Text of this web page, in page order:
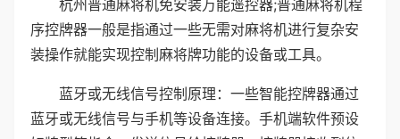
杭州普通麻将机免安装万能遥控器;普通麻将机程
序控牌器一般是指通过一些无需对麻将机进行复杂安
装操作就能实现控制麻将牌功能的设备或工具。
蓝牙或无线信号控制原理：一些智能控牌器通过
蓝牙或无线信号与手机等设备连接。手机端软件预设